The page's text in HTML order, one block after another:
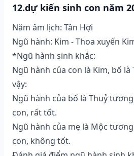
12.dự kiến sinh con năm
Năm âm lịch: Tân Hợi
Ngũ hành: Kim - Thoa xuyến
*Ngũ hành sinh khắc:
Ngũ hành của con là Kim, bố
vậy:
Ngũ hành của bố là Thuỷ
con, rất tốt.
Ngũ hành của mẹ là Mộc
con, không tốt.